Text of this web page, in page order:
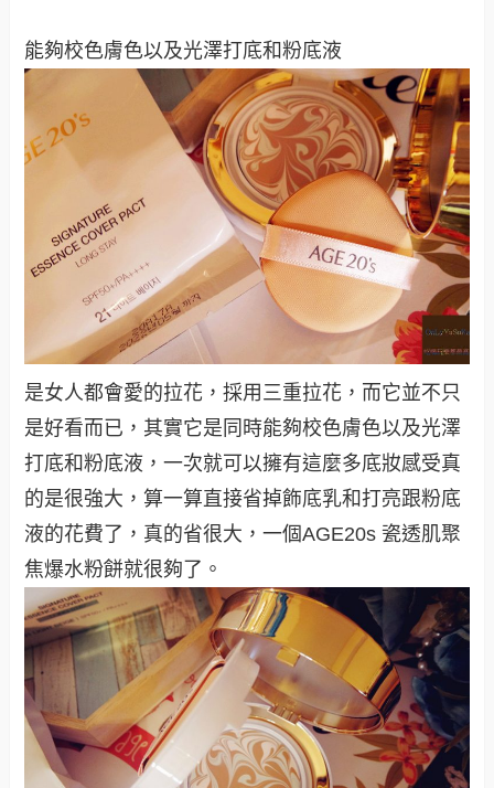
能夠校色膚色以及光澤打底和粉底液
是女人都會愛的拉花，採用三重拉花，而它並不只
是好看而已，其實它是同時能夠校色膚色以及光澤
打底和粉底液，一次就可以擁有這麼多底妝感受真
的是很強大，算一算直接省掉飾底乳和打亮跟粉底
液的花費了，真的省很大，一個AGE20s 瓷透肌聚
焦爆水粉餅就很夠了 。